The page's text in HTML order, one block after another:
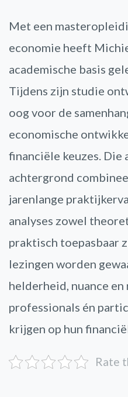
Met een
economie heeft
academische basis
Tijdens zijn studie
oog voor de
economische
financiële keuzes. Die
achtergrond
jarenlange
analyses zowel
praktisch toepasbaar
lezingen worden
helderheid, nuance
professionals én
krijgen op hun
Rate